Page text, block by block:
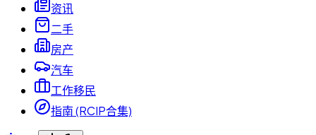
资讯
二手
房产
汽车
工作移民
指南 (RCIP合集)